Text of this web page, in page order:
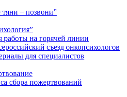
– позвони”
работы на горячей линии
cъезд онкопсихологов
для специалистов
сбора пожертвований